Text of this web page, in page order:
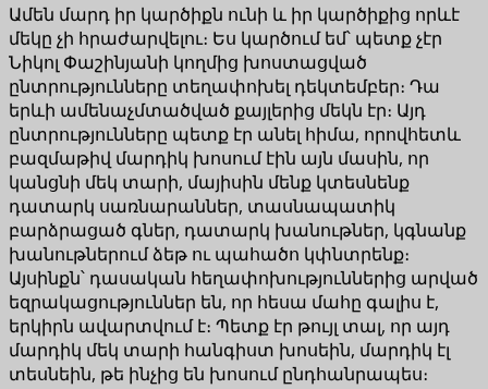
Ամեն մարդ իր կարծիքն ունի և իր կարծիքից որևէ
մեկը չի հրաժարվելու։ Ես կարծում եմ՝ պետք չէր
Նիկոլ Փաշինյանի կողմից խոստացված
ընտրությունները տեղափոխել դեկտեմբեր։ Դա
երևի ամենաչմտածված քայլերից մեկն էր։ Այդ
ընտրությունները պետք էր անել հիմա, որովհետև
բազմաթիվ մարդիկ խոսում էին այն մասին, որ
կանցնի մեկ տարի, մայիսին մենք կտեսնենք
դատարկ սառնարաններ, տասնապատիկ
բարձրացած գներ, դատարկ խանութներ, կգնանք
խանութներում ձեթ ու պահածո կփնտրենք։
Այսինքն՝ դասական հեղափոխություններից արված
եզրակացություններ են, որ հեսա մահը գալիս է,
երկիրն ավարտվում է։ Պետք էր թույլ տալ, որ այդ
մարդիկ մեկ տարի հանգիստ խոսեին, մարդիկ էլ
տեսնեին, թե ինչից են խոսում ընդհանրապես։